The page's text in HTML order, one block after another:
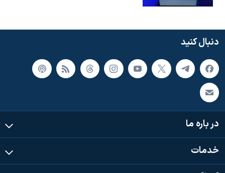
دنبال کنید
در باره ما
خدمات